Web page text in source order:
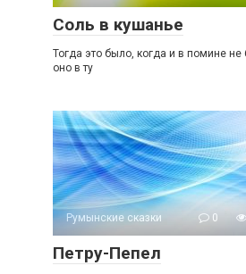
Соль в кушанье
Тогда это было, когда и в помине
оно в ту
Румынские сказки 0
Петру-Пепел